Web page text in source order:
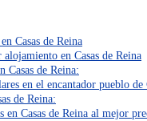
Casas de Reina
en Casas de Reina
Casas de Reina:
en el encantador pueblo de
de Reina:
en Casas de Reina al mejor